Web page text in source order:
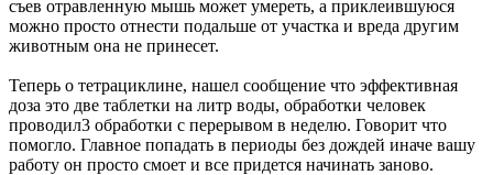
съев отравленную мышь может умереть, а приклеившуюся
можно просто отнести подальше от участка и вреда другим
животным она не принесет.
Теперь о тетрациклине, нашел сообщение что эффективная
доза это две таблетки на литр воды, обработки человек
проводил3 обработки с перерывом в неделю. Говорит что
помогло. Главное попадать в периоды без дождей иначе вашу
работу он просто смоет и все придется начинать заново.